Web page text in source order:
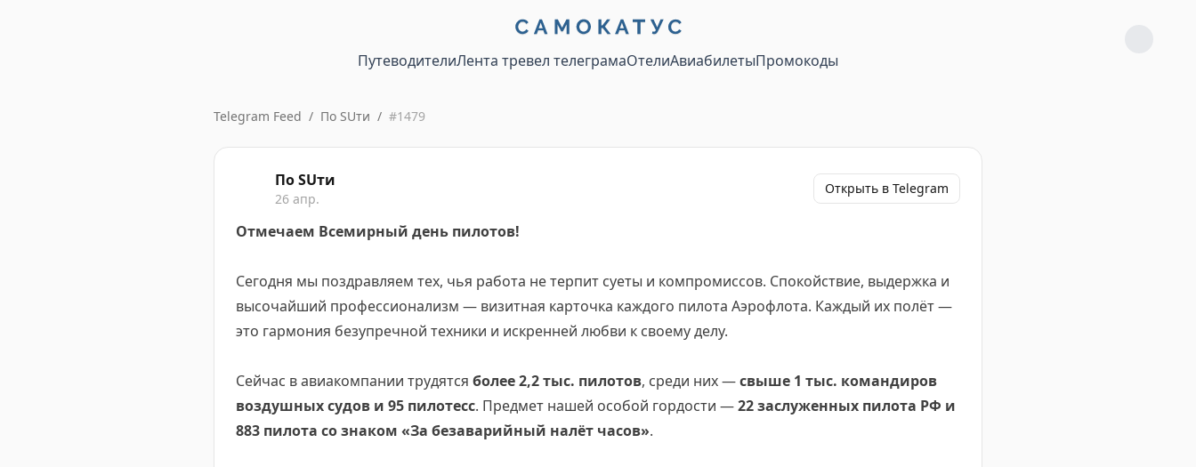
ПутеводителиЛента тревел телеграмаОтелиАвиабилетыПромокоды
Telegram Feed / По SUти / #1479
По SUти
26 апр.
Открыть в Telegram
Отмечаем Всемирный день пилотов!
Сегодня мы поздравляем тех, чья работа не терпит суеты и компромиссов. Спокойствие, выдержка и
высочайший профессионализм — визитная карточка каждого пилота Аэрофлота. Каждый их полёт —
это гармония безупречной техники и искренней любви к своему делу.
Сейчас в авиакомпании трудятся более 2,2 тыс. пилотов, среди них —свыше 1 тыс. командиров
воздушных судов и 95 пилотесс. Предмет нашей особой гордости —22 заслуженных пилота РФ и
883 пилота со знаком «За безаварийный налёт часов».